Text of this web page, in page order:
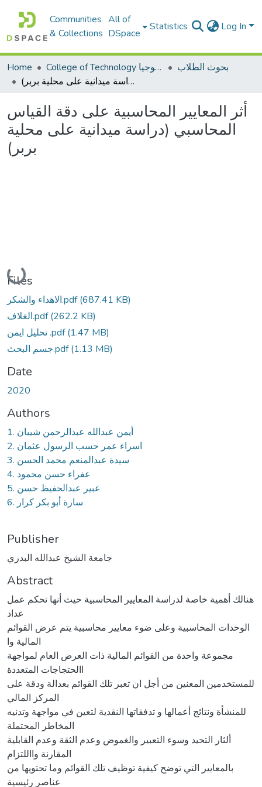
Communities
& Collections
All of
DSpace
Statistics Log In
Home College of Technology كلية التكنولوجيا
بحوث الطلاب
أثر المعايير المحاسبية على دقة القياس المحاسبي (دراسة ميدانية على محلية بربر)
أثر المعايير المحاسبية على دقة القياس
المحاسبي (دراسة ميدانية على محلية
بربر)
Loading...
Files
الاهداء والشكر.pdf(687.41 KB)
الغلاف.pdf(262.2 KB)
تحليل ايمن .pdf(1.47 MB)
جسم البحث.pdf(1.13 MB)
Date
2020
Authors
1. أيمن عبدالله عبدالرحمن شيبان
2. اسراء عمر حسب الرسول عثمان
3. سيدة عبدالمنعم محمد الحسن
4. عفراء حسن محمود
5. عبير عبدالحفيظ حسن
6. سارة أبو بكر كرار
Publisher
جامعة الشيخ عبدالله البدري
Abstract
هنالك أهمية خاصة لدراسة المعايير المحاسبية حيث أنها تحكم عمل
عداد
الوحدات المحاسبية وعلى ضوء معايير محاسبية يتم عرض القوائم
المالية وا
مجموعة واحدة من القوائم المالية ذات العرض العام لمواجهة
االحتجاجات المتعددة
للمستخدمين المعنين من أجل ان تعبر تلك القوائم بعدالة ودقة على
المركز المالي
للمنشأة ونتائج أعمالها و تدفقاتها النقدية لتعين في مواجهة وتدنيه
المخاطر المحتملة
ألثار التحيد وسوء التعبير والغموض وعدم الثقة وعدم القابلية
المقارنة وااللتزام
بالمعايير التي توضح كيفية توظيف تلك القوائم وما تحتويها من
عناصر رئيسية